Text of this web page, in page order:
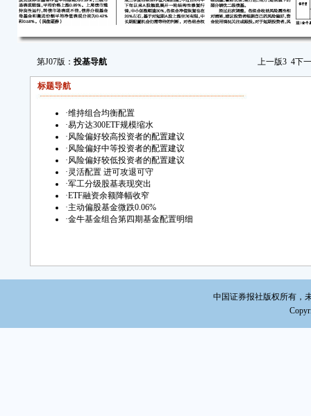
第J07版： 投基导航 上一版3 4下
标题导航
·维持组合均衡配置
·易方达300ETF规模缩水
·风险偏好较高投资者的配置建议
·风险偏好中等投资者的配置建议
·风险偏好较低投资者的配置建议
·灵活配置 进可攻退可守
·军工分级股基表现突出
·ETF融资余额降幅收窄
·主动偏股基金微跌0.06%
·金牛基金组合第四期基金配置明细
中国证券报社版权所有，